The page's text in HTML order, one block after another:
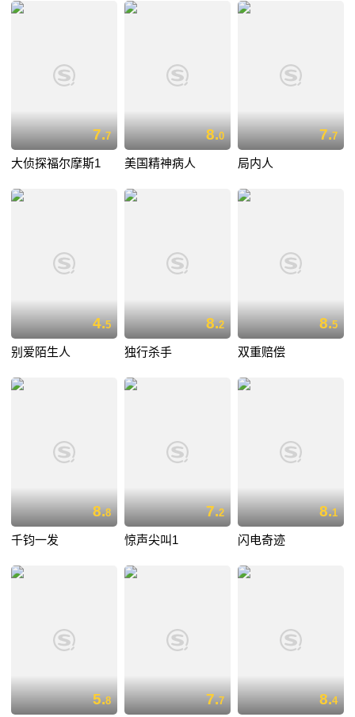
7.7
大侦探福尔摩斯1
8.0
美国精神病人
7.7
局内人
4.5
别爱陌生人
8.2
独行杀手
8.5
双重赔偿
8.8
千钧一发
7.2
惊声尖叫1
8.1
闪电奇迹
5.8 7.7 8.4